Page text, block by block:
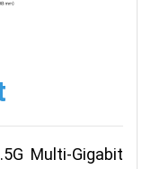
Multi-Gigabit